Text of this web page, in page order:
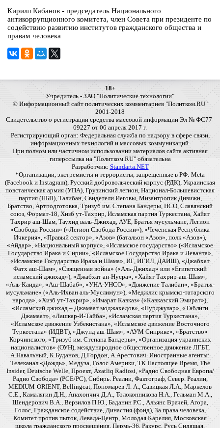
Кирилл Кабанов - председатель Национального
антикоррупционного комитета, член Совета при президенте по
содействию развитию институтов гражданского общества и
правам человека
18+
Учредитель - ЗАО "Политические технологии"
© Информационный сайт политических комментариев "Политком.RU"
2001-2018
Свидетельство о регистрации средства массовой информации Эл № ФС77-
69227 от 06 апреля 2017 г.
Регистрирующий орган: Федеральная служба по надзору в сфере связи,
информационных технологий и массовых коммуникаций.
При полном или частичном использовании материалов сайта активная
гиперссылка на "Политком.RU" обязательна
Разработчик: Standarta.NET
*Организации, экстремисты и террористы, запрещенные в РФ: Meta
(Facebook и Instagram), Русский добровольческий корпус (РДК), Украинская
повстанческая армия (УПА), Грузинский легион, Национал-Большевистская
партия (НБП), Талибан, Свидетели Иеговы, Мизантропик Дивижн,
Братство, Артподготовка, Тризуб им. Степана Бандеры, НСО, Славянский
союз, Формат-18, Хизб ут-Тахрир, Исламская партия Туркестана, Хайят
Тахрир аш-Шам, Таухид валь-Джихад, АУЕ, Братья мусульмане, Легион
«Свобода России» («Легион Свобода России»), «Чеченская Республика
Ичкерия», «Правый сектор», «Азов» (батальон «Азов», полк «Азов»),
«Айдар», «Национальный корпус», «Исламское государство» («Исламское
Государство Ирака и Сирии», «Исламское Государство Ирака и Леванта»,
«Исламское Государство Ирака и Шама», ИГ, ИГИЛ, ДАИШ), «Джабхат
Фатх аш-Шам», «Священная война» («Аль-Джихад» или «Египетский
исламский джихад»), «Джабхат ан-Нусра», «Хайят Тахрир-аш-Шам»,
«Аль-Каида», «Аш-Шабаб», «УНА-УНСО», «Движение Талибан», «Братья-
мусульмане» («Аль-Ихван аль-Муслимун»), «Меджлис крымско-татарского
народа», «Хизб ут-Тахрир», «Имарат Кавказ» («Кавказский Эмират»),
«Исламский джихад – Джамаат моджахедов», «Нурджулар», «Таблиги
Джамаат», «Лашкар-И-Тайба», «Исламская партия Туркестана»,
«Исламское движение Узбекистана», «Исламское движение Восточного
Туркестана» (ИДВТ), «Джунд аш-Шам», «АУМ Синрике», «Братство»
Корчинского, «Тризуб им. Степана Бандеры», «Организация украинских
националистов» (ОУН), международное общественное движение ЛГБТ,
А.Навальный, К.Буданов, Д.Гордон, А.Арестович. Иностранные агенты:
Телеканал «Дождь», Медуза, Голос Америки, ТК Настоящее Время, The
Insider, Deutsche Welle, Проект, Azatliq Radiosi, «Радио Свободная Европа/
Радио Свобода» (PCE/PC), Сибирь. Реалии, Фактограф, Север. Реалии,
MEDIUM-ORIENT, Bellingcat, Пономарев Л. А., Савицкая Л.А., Маркелов
С.Е., Камалягин Д.Н., Апахончич Д.А., Толоконникова Н.А., Гельман М.А.,
Шендерович В.А., Верзилов П.Ю., Баданин Р.С., Альянс Врачей, Агора,
Голос, Гражданское содействие, Династия (фонд), За права человека,
Комитет против пыток, Левада-Центр, Молодая Карелия, Московская
школа гражданского просвещения, Пермь-36, Ракурс, Русь Сидящая,